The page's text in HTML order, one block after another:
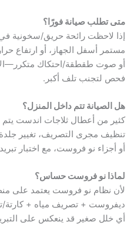
متى تطلب صيانة فورًا؟
إذا لاحظت رائحة حريق/سخونية في
مستمر أسفل الجهاز، أو ارتفاع
أو صوت طقطقة/احتكاك
فحص لتجنب تلف أكبر.
هل الصيانة تتم داخل المنزل؟
كثير من أعطال ثلاجات اندست يتم
تنظيف مجرى التصريف، تغيير
أو أجزاء نو فروست، مع اختبار
لماذا نو فروست حساس؟
لأن نظام نو فروست يعتمد على
ديفروست + تصريف مياه + كارتة/
أي خلل صغير قد ينعكس على